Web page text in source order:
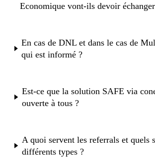
Economique vont-ils devoir
En cas de DNL et dans le cas de
qui est informé ?
Est-ce que la solution SAFE via
ouverte à tous ?
A quoi servent les referrals et quels
différents types ?